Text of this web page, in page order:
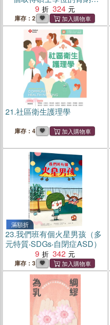
9 324
庫存：2
21.社區衛生護理學
庫存：4
滿額折
23.我們班有個火星男孩（多
元特質‧SDGs‧自閉症ASD）
9
342
庫存：3